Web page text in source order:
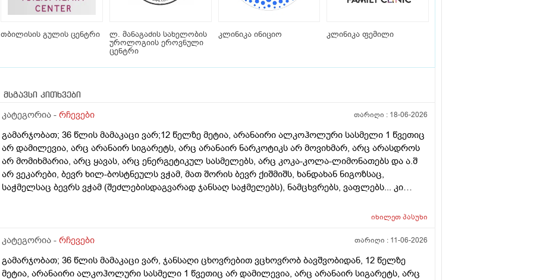
თბილისის გულის ცენტრი
ლ. მანაგაძის სახელობის
უროლოგიის ეროვნული
ცენტრი
კლინიკა ინიციო კლინიკა ფემილი
მსგავსი კითხვები
კატეგორია - რჩევები თარიღი : 18-06-2026
გამარჯობათ; 36 წლის მამაკაცი ვარ;12 წელზე მეტია, არანაირი ალკოჰოლური სასმელი 1 წვეთიც
არ დამილევია, არც არანაირ სიგარეტს, არც არანაირ ნარკოტიკს არ მოვიხმარ, არც არასდროს
არ მომიხმარია, არც ყავას, არც ენერგეტიკულ სასმელებს, არც კოკა-კოლა-ლიმონათებს და ა.შ
არ ვეკარები, ბევრ ხილ-ბოსტნეულს ვჭამ, მათ შორის ბევრ ქიშმიშს, ხანდახან ნიგოზსაც,
საჭმელსაც ბევრს ვჭამ (შეძლებისდაგვარად ჯანსაღ საჭმელებს), ნამცხვრებს, ვაფლებს... კი
წყალსაც, ფეხით ბევრს დავდივარ, როცა დრო მაქვს, სხვა ვარჯიშებსაც ვაკეთებ, არ მაწუხებს
არაფერი არ მიგრძვნია), მხედველობა-სმენა 100%-იანი მაქვს, წნევები საერთოდ არ მაწუხებს,
მაგეებსაც ზეზეულა ვიხდი, წამლების გარეშე, უკვე წლებია, სიცხის ან ყელის ტკივილის აბის
იხილეთპასუხი
კატეგორია - რჩევები თარიღი : 11-06-2026
გამარჯობათ; 36 წლის მამაკაცი ვარ, ჯანსაღი ცხოვრებით ვცხოვრობ ბავშვობიდან, 12 წელზე
მეტია, არანაირი ალკოჰოლური სასმელი 1 წვეთიც არ დამილევია, არც არანაირ სიგარეტს, არც